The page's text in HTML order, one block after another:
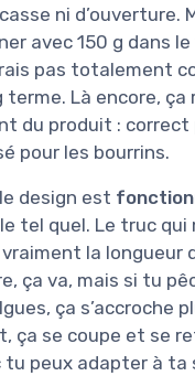
ni d’ouverture.
avec 150 g dans
pas totalement
terme. Là encore, ça
du produit : correct
pour les bourrins.
design est
tel quel. Le truc qui
la longueur
ça va, mais si tu
ça s’accroche
ça se coupe et se
peux adapter à ta